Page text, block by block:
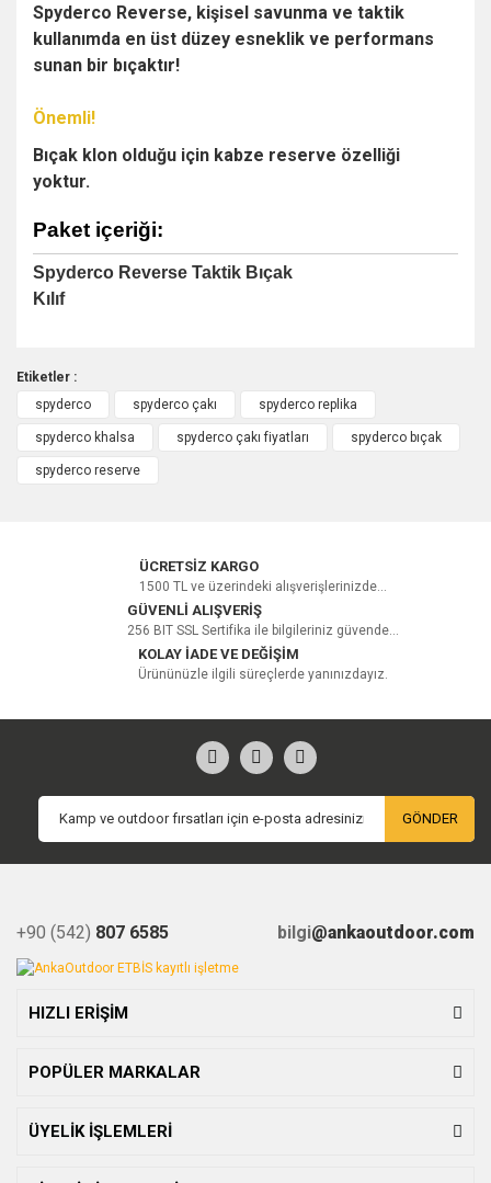
Spyderco Reverse, kişisel savunma ve taktik
kullanımda en üst düzey esneklik ve performans
sunan bir bıçaktır!
Önemli!
Bıçak klon olduğu için kabze reserve özelliği
yoktur.
Paket içeriği:
Spyderco Reverse Taktik Bıçak
Kılıf
Bu ürüne ilk yorumu siz yapın!
Etiketler :
spyderco
spyderco çakı spyderco replika
spyderco khalsa spyderco çakı fiyatları spyderco bıçak
spyderco reserve
ÜCRETSİZ KARGO
1500 TL ve üzerindeki alışverişlerinizde...
GÜVENLİ ALIŞVERİŞ
256 BIT SSL Sertifika ile bilgileriniz güvende...
KOLAY İADE VE DEĞİŞİM
Ürününüzle ilgili süreçlerde yanınızdayız.
GÖNDER
+90 (542) 807 6585 bilgi@ankaoutdoor.com
HIZLI ERİŞİM
POPÜLER MARKALAR
ÜYELİK İŞLEMLERİ